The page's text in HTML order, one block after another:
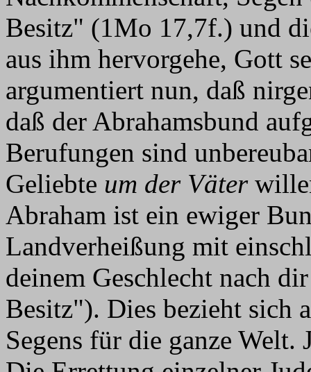
Besitz" (1Mo 17,7f.) und
aus ihm hervorgehe, Gott
argumentiert nun, daß
daß der Abrahamsbund
Berufungen sind
Geliebte um der Väter
Abraham ist ein ewiger
Landverheißung mit
deinem Geschlecht nach
Besitz"). Dies bezieht sich
Segens für die ganze Welt.